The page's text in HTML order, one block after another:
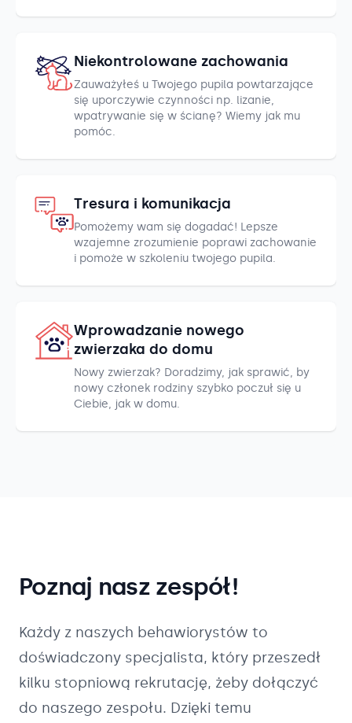
Niekontrolowane zachowania
Zauważyłeś u Twojego pupila powtarzające
się uporczywie czynności np. lizanie,
wpatrywanie się w ścianę? Wiemy jak mu
pomóc.
Tresura i komunikacja
Pomożemy wam się dogadać! Lepsze
wzajemne zrozumienie poprawi zachowanie
i pomoże w szkoleniu twojego pupila.
Wprowadzanie nowego
zwierzaka do domu
Nowy zwierzak? Doradzimy, jak sprawić, by
nowy członek rodziny szybko poczuł się u
Ciebie, jak w domu.
Poznaj nasz zespół!
Każdy z naszych behawiorystów to
doświadczony specjalista, który przeszedł
kilku stopniową rekrutację, żeby dołączyć
do naszego zespołu. Dzięki temu